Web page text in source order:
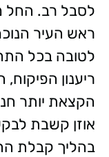
לסבל רב. החל
ראש העיר
לטובה בכל
ריענון
הקצאת יותר
אוזן קשבת
בהליך קבלת